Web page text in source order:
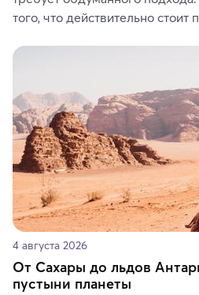
того, что действительно стоит
средства, одежду, украшения,
где их купить.
4 августа 2026
От Сахары до льдов
пустыни планеты